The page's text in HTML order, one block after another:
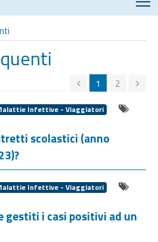
1
2
Infettive - Viaggiatori
scolastici (anno
Infettive - Viaggiatori
gestiti i casi positivi ad un